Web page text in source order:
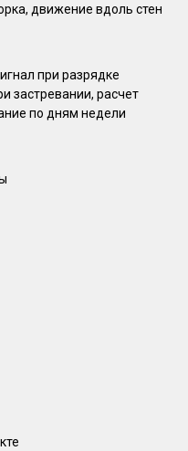
движение вдоль стен
при разрядке
застревании, расчет
по дням недели